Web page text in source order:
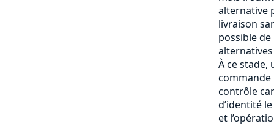
alternative
livraison
possible
À ce stade,
commande
contrôle
d’identité
et